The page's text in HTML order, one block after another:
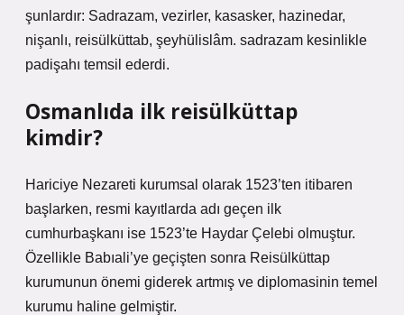
şunlardır: Sadrazam, vezirler, kasasker, hazinedar,
nişanlı, reisülküttab, şeyhülislâm. sadrazam kesinlikle
padişahı temsil ederdi.
Osmanlıda ilk reisülküttap
kimdir?
Hariciye Nezareti kurumsal olarak 1523’ten itibaren
başlarken, resmi kayıtlarda adı geçen ilk
cumhurbaşkanı ise 1523’te Haydar Çelebi olmuştur.
Özellikle Babıali’ye geçişten sonra Reisülküttap
kurumunun önemi giderek artmış ve diplomasinin temel
kurumu haline gelmiştir.